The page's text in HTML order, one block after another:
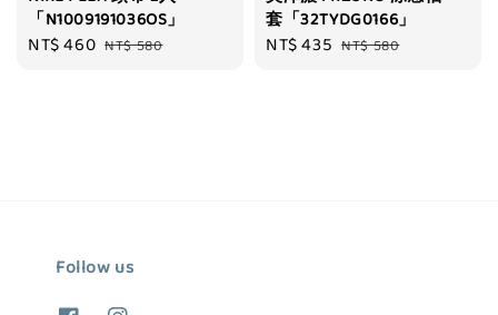
「N1009191036OS」
Sale
NT$ 460 Regular
NT$ 580
套「32TYDG0166」
Sale
NT$ 435 Regular
NT$ 580
Follow us